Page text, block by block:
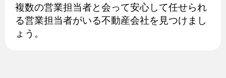
複数の営業担当者と会って安心して任せられ
る営業担当者がいる不動産会社を見つけまし
ょう。